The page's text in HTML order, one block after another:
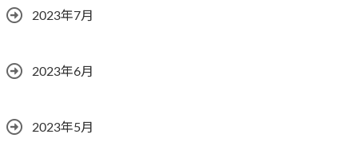
2023年7月
2023年6月
2023年5月